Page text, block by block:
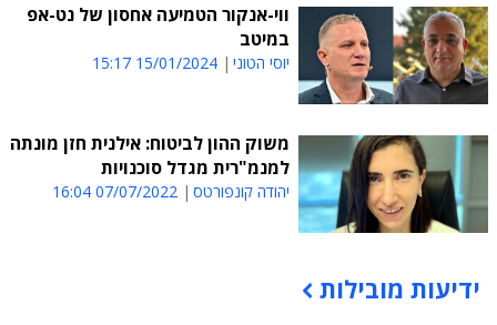
ווי-אנקור הטמיעה אחסון של נט-אפ
במיטב
יוסי הטוני 15/01/2024 15:17
משוק ההון לביטוח: אילנית חזן מונתה
למנמ"רית מגדל סוכנויות
יהודה קונפורטס 07/07/2022 16:04
תוכן פרסומי
ידיעות מובילות